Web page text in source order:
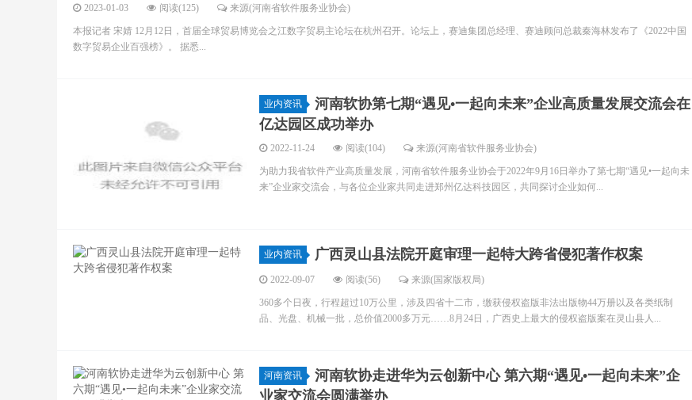
2023-01-03 阅读(125) 来源(河南省软件服务业协会)
本报记者 宋婧 12月12日，首届全球贸易博览会之江数字贸易主论坛在杭州召开。论坛上，赛迪集团总经理、赛迪顾问总裁秦海林发布了《2022中国
数字贸易企业百强榜》。 据悉...
业内资讯
河南软协第七期“遇见•一起向未来”企业高质量发展交流会在
亿达园区成功举办
2022-11-24 阅读(104) 来源(河南省软件服务业协会)
为助力我省软件产业高质量发展，河南省软件服务业协会于2022年9月16日举办了第七期“遇见•一起向未
来”企业家交流会，与各位企业家共同走进郑州亿达科技园区，共同探讨企业如何...
业内资讯 广西灵山县法院开庭审理一起特大跨省侵犯著作权案
2022-09-07 阅读(56) 来源(国家版权局)
360多个日夜，行程超过10万公里，涉及四省十二市，缴获侵权盗版非法出版物44万册以及各类纸制
品、光盘、机械一批，总价值2000多万元……8月24日，广西史上最大的侵权盗版案在灵山县人...
河南资讯
河南软协走进华为云创新中心 第六期“遇见•一起向未来”企
业家交流会圆满举办